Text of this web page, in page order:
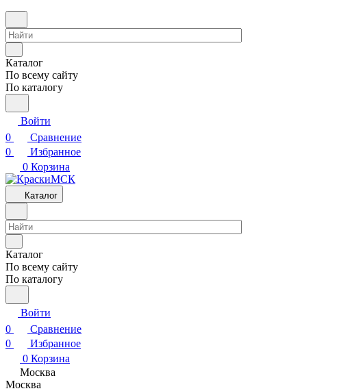
Каталог
По всему сайту
По каталогу
Войти
0
Сравнение
0
Избранное
0 Корзина
Каталог
Каталог
По всему сайту
По каталогу
Войти
0
Сравнение
0
Избранное
0 Корзина
Москва
Москва